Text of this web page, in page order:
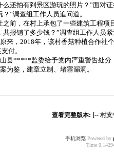
还拍有到景区游玩的照片？”面对
”调查组工作人员追问道。
前，在村上承包了一些建筑工程项
报销了多少钱？”调查组工作人员
来，2018年，该村香菇种植合作
付。
县*****监委给予党内严重警告处
为鉴，建章立制、堵塞漏洞。
查看完整版本: [-- 村支
手机浏览Powered by
Time